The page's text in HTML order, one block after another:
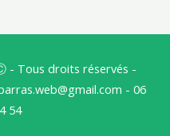
- Tous droits réservés -
- 06
54